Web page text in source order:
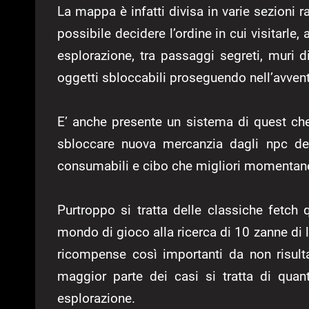
La mappa è infatti divisa in varie sezioni
possibile decidere l’ordine in cui visitarle,
esplorazione, tra passaggi segreti, muri
oggetti sbloccabili proseguendo
E’ anche presente un sistema di quest
sbloccare nuova mercanzia dagli npc
consumabili e cibo che migliori
Purtroppo si tratta delle classiche
mondo di gioco alla ricerca di 10 zanne
ricompense così importanti da non
maggior parte dei casi si tratta di
esplorazione.